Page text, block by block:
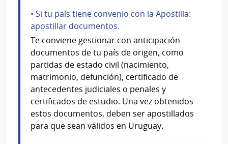
• Si tu país tiene convenio con la Apostilla:
apostillar documentos.
Te conviene gestionar con anticipación
documentos de tu país de origen, como
partidas de estado civil (nacimiento,
matrimonio, defunción), certificado de
antecedentes judiciales o penales y
certificados de estudio. Una vez obtenidos
estos documentos, deben ser apostillados
para que sean válidos en Uruguay.